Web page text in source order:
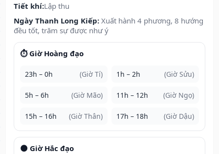
Tiết khí:Lập thu
Ngày Thanh Long Kiếp: Xuất hành 4 phương, 8 hướng
đều tốt, trăm sự được như ý
⏱️ Giờ Hoàng đạo
23h – 0h (Giờ Tí) 1h – 2h (Giờ Sửu)
5h – 6h (Giờ Mão) 11h – 12h (Giờ Ngọ)
15h – 16h (Giờ Thân) 17h – 18h (Giờ Dậu)
🌑 Giờ Hắc đạo